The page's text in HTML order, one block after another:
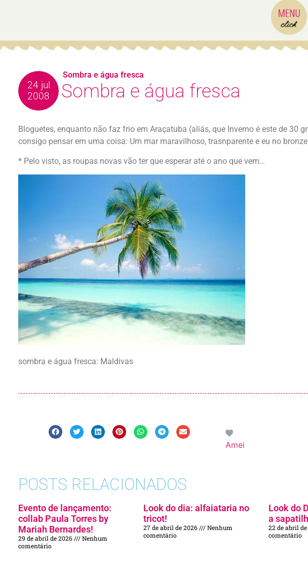
24 jul
2008
Sombra e água fresca
Bloguetes, enquanto não faz frio em Araçatuba (aliás, que Inverno é este de 30
consigo pensar em uma coisa: Um mar maravilhoso, trasnparente e eu no
* Pelo visto, as roupas novas vão ter que esperar até o ano que vem…
sombra e água fresca: Maldivas
Amei
POSTS RELACIONADOS
Evento de lançamento:
collab Paula Torres by
Mariah Bernardes!
29 de abril de 2026
Nenhum
comentário
Look do dia: alfaiataria no
tricot!
27 de abril de 2026
Nenhum
comentário
Look do
a
22 de abril
comentário
Sombra e água fresca